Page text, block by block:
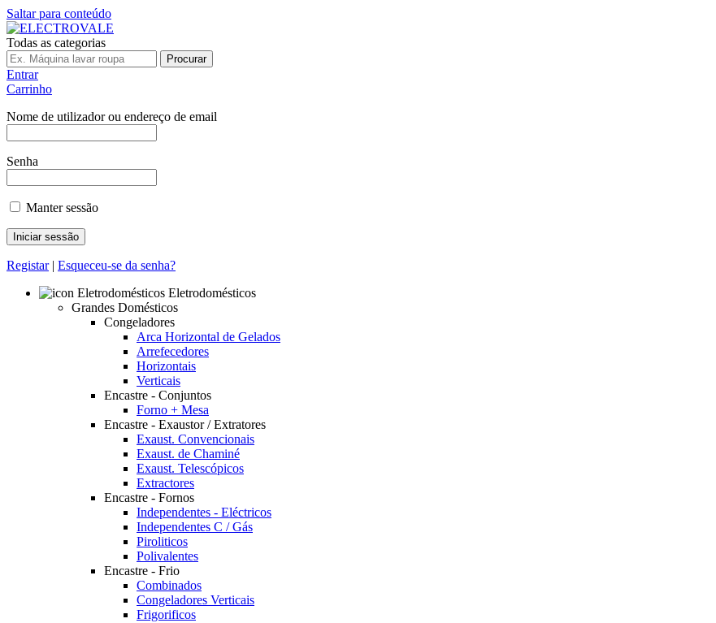
Saltar para conteúdo
Todas as categorias
Procurar
Entrar
Carrinho
Nome de utilizador ou endereço de email
Senha
Manter sessão
Registar| Esqueceu-se da senha?
Eletrodomésticos
Grandes Domésticos
Congeladores
Arca Horizontal de Gelados
Arrefecedores
Horizontais
Verticais
Encastre - Conjuntos
Forno + Mesa
Encastre - Exaustor / Extratores
Exaust. Convencionais
Exaust. de Chaminé
Exaust. Telescópicos
Extractores
Encastre - Fornos
Independentes - Eléctricos
Independentes C / Gás
Piroliticos
Polivalentes
Encastre - Frio
Combinados
Congeladores Verticais
Frigorificos